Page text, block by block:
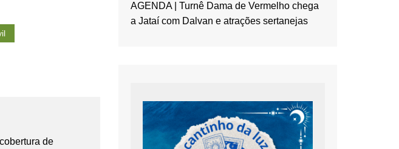
de
AGENDA | Turnê Dama de Vermelho chega
a Jataí com Dalvan e atrações sertanejas